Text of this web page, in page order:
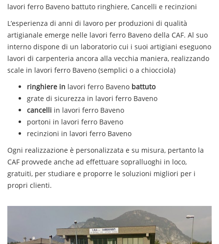
lavori ferro Baveno battuto ringhiere, Cancelli e recinzioni
L’esperienza di anni di lavoro per produzioni di qualità
artigianale emerge nelle lavori ferro Baveno della CAF. Al suo
interno dispone di un laboratorio cui i suoi artigiani eseguono
lavori di carpenteria ancora alla vecchia maniera, realizzando
scale in lavori ferro Baveno (semplici o a chiocciola)
ringhiere in lavori ferro Baveno battuto
grate di sicurezza in lavori ferro Baveno
cancelli in lavori ferro Baveno
portoni in lavori ferro Baveno
recinzioni in lavori ferro Baveno
Ogni realizzazione è personalizzata e su misura, pertanto la
CAF provvede anche ad effettuare sopralluoghi in loco,
gratuiti, per studiare e proporre le soluzioni migliori per i
propri clienti.